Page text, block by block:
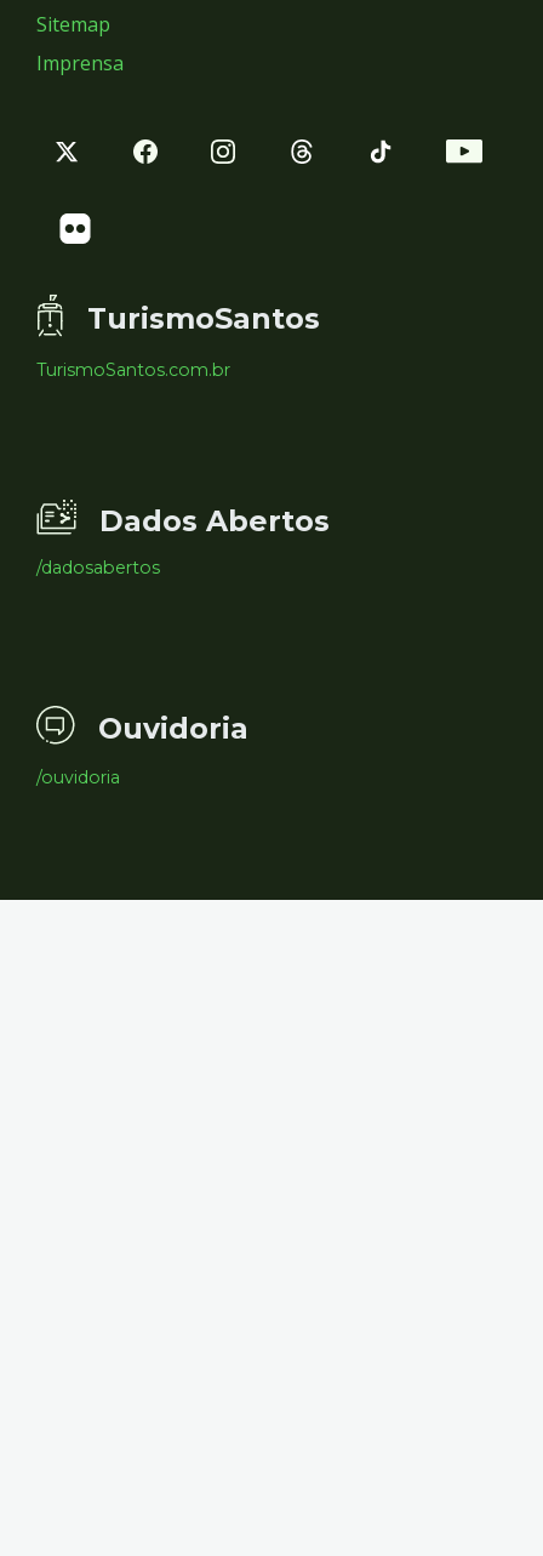
Sitemap
Imprensa
TurismoSantos
TurismoSantos.com.br
Dados Abertos
/dadosabertos
Ouvidoria
/ouvidoria